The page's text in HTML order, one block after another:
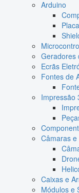
Arduino
Geradores
Ecrãs
Fontes de
Impressão
Câmaras
Caixas e
Módulos e